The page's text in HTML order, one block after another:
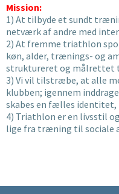
Mission:
1) At tilbyde et sundt
netværk af andre med
2) At fremme triathlon
køn, alder, trænings- og
struktureret og målrettet
3) Vi vil tilstræbe, at alle
klubben; igennem
skabes en fælles identitet,
4) Triathlon er en livsstil
lige fra træning til sociale